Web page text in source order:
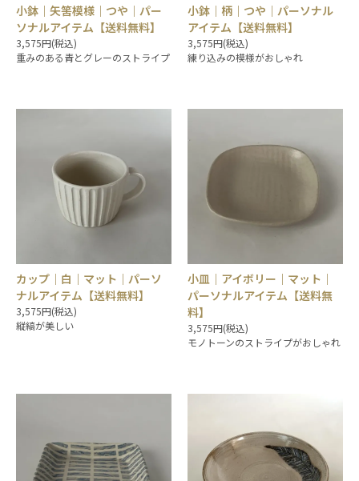
小鉢｜矢筈模様｜つや｜パー
ソナルアイテム【送料無料】
3,575円(税込)
重みのある青とグレーのストライプ
小鉢｜柄｜つや｜パーソナル
アイテム【送料無料】
3,575円(税込)
練り込みの模様がおしゃれ
カップ｜白｜マット｜パーソ
ナルアイテム【送料無料】
3,575円(税込)
縦縞が美しい
小皿｜アイボリー｜マット｜
パーソナルアイテム【送料無
料】
3,575円(税込)
モノトーンのストライプがおしゃれ